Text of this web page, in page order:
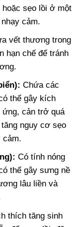
sẹo lồi ở một
cảm.
vết thương trong
hạn chế để tránh
Chứa các
thể gây kích
ứng, cản trở quá
nguy cơ sẹo
cảm.
Có tính nóng
thể gây sưng nề
lâu liền và
thích tăng sinh